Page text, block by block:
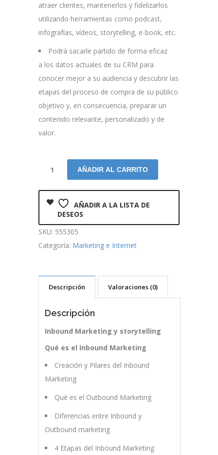
atraer clientes, mantenerlos y fidelizarlos
utilizando herramientas como podcast,
infografías, vídeos, storytelling, e-book, etc.
Podrá sacarle partido de forma eficaz
a los datos actuales de su CRM para
conocer mejor a su audiencia y descubrir las
etapas del proceso de compra de su público
objetivo y, en consecuencia, preparar un
contenido relevante, personalizado y de
valor.
AÑADIR AL CARRITO
AÑADIR A LA LISTA DE
DESEOS
SKU: 555305
Categoría: Marketing e Internet
Descripción Valoraciones (0)
Descripción
Inbound Marketing y storytelling
Qué es el Inbound Marketing
Creación y Pilares del Inbound
Marketing
Qué es el Outbound Marketing
Diferencias entre Inbound y
Outbound marketing
4 Etapas del Inbound Marketing